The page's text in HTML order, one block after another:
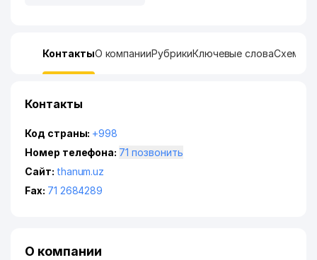
КонтактыО компанииРубрикиКлючевые словаСхема
Контакты
Код страны: +998
Номер телефона:
71 позвонить
Сайт: thanum.uz
Fax: 71 2684289
О компании